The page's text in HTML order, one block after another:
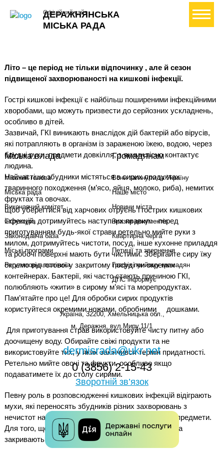
ДЕРАЖНЯНСЬКА
МІСЬКА РАДА
Офіційний сайт+ Створити петицію
Літо – це період не тільки відпочинку , але й сезон
підвищеної захворюваності на кишкові інфекції.
Гострі кишкові інфекції є найбільш поширеними інфекційними
хворобами, що можуть призвести до серйозних ускладнень,
особливо в дітей.
Зазвичай, ГКІ виникають внаслідок дій бактерій або вірусів,
які потрапляють в організм із зараженою їжею, водою, через
брудні руки, предмети довкілля, з якими тісно контактує
людина.
Найчастіше збудники містяться в сирих продуктах
тваринного походження (м’ясо, яйця, молоко, риба), немитих
фруктах та овочах.
Щоб уберегтися від харчових отруєнь і гострих кишкових
інфекцій, дотримуйтесь наступних правил: перед
приготуванням будь-якої страви ретельно мийте руки з
милом, дотримуйтесь чистоти, посуд, інше кухонне приладдя
та робочі поверхні мають бути чистими. Зберігайте сиру їжу
окремо від готової у закритому посуді чи окремих
контейнерах. Бактерії, які часто стають причиною ГКІ,
полюбляють «жити» в сирому м’ясі та морепродуктах.
Пам’ятайте про це! Для обробки сирих продуктів
користуйтеся окремими ножами, обробними дошками.
Для приготування страв використовуйте чисту питну або
доочищену воду. Обирайте свіжі продукти та не
використовуйте тих, у яких закінчився термін придатності.
Ретельно мийте овочі та фрукти, особливо якщо
подаватимете їх до столу сирими.
Певну роль в розповсюдженні кишкових інфекцій відіграють
мухи, які переносять збудників різних захворювань з
нечистот на харчові продукти, посуд, навколишні предмети.
Для того, щоб мухи не залітали в приміщення, вікна
закривають марлею, або сіткою.
Міська влада
Міський голова
Міська рада
Виконавчий комітет
Структура
Законодавча база
Міські програми
Регуляторна політика
Громадянам
Вони загинули за Україну
Наше місто
Новини міста
Зразки документів
Квартирна черга
Петиції та звернення
Графік прийому громадян
ДПС інформує
Україна, 32200, Хмельницька обл.,
м. Деражня, вул.Миру,11/1
dermisrada@ukr.net
0 (3856) 2-15-43
Зворотній зв’язок